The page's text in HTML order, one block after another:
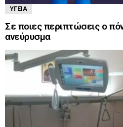
ΥΓΕΊΑ
Σε ποιες περιπτώσεις ο
ανεύρυσμα